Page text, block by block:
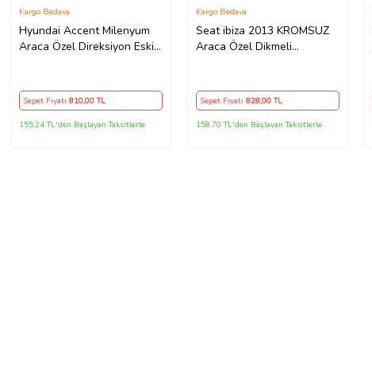
Hyundai Accent Milenyum
Araca Özel Direksiyon Eski
Kargo Bedava
Sepet Fiyatı 810,00 TL
155,24 TL'den Başlayan Taksitlerle
Seat ibiza 2013 KROMSUZ
Araca Özel Dikmeli
Kargo Bedava
Sepet Fiyatı 828,00 TL
158,70 TL'den Başlayan Taksitlerle